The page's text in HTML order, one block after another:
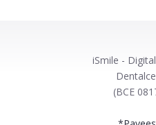
iSmile -
(BCE